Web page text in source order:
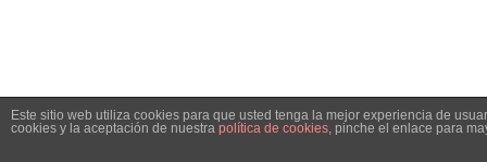
Este sitio web utiliza cookies para que usted tenga la mejor experiencia de
cookies y la aceptación de nuestra política de cookies, pinche el enlace para